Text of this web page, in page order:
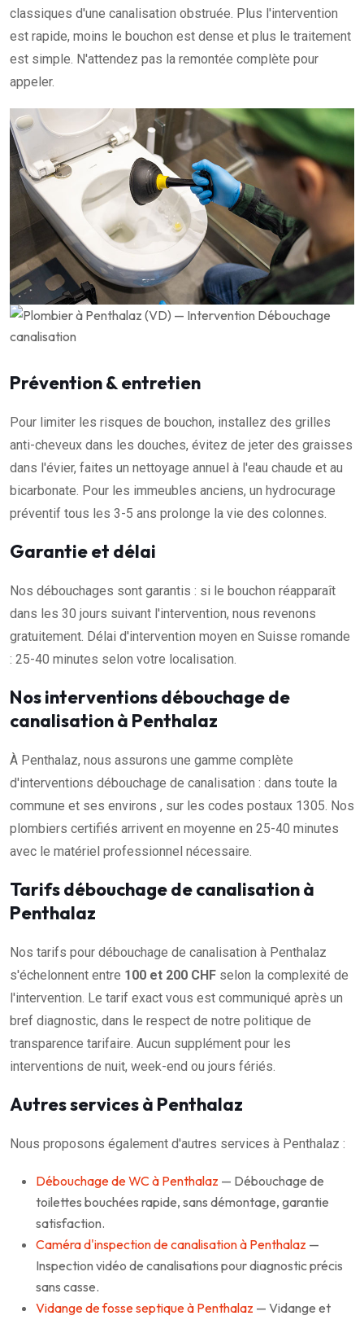
classiques d'une canalisation obstruée. Plus l'intervention
est rapide, moins le bouchon est dense et plus le traitement
est simple. N'attendez pas la remontée complète pour
appeler.
Prévention & entretien
Pour limiter les risques de bouchon, installez des grilles
anti-cheveux dans les douches, évitez de jeter des graisses
dans l'évier, faites un nettoyage annuel à l'eau chaude et au
bicarbonate. Pour les immeubles anciens, un hydrocurage
préventif tous les 3-5 ans prolonge la vie des colonnes.
Garantie et délai
Nos débouchages sont garantis : si le bouchon réapparaît
dans les 30 jours suivant l'intervention, nous revenons
gratuitement. Délai d'intervention moyen en Suisse romande
: 25-40 minutes selon votre localisation.
Nos interventions débouchage de
canalisation à Penthalaz
À Penthalaz, nous assurons une gamme complète
d'interventions débouchage de canalisation : dans toute la
commune et ses environs , sur les codes postaux 1305. Nos
plombiers certifiés arrivent en moyenne en 25-40 minutes
avec le matériel professionnel nécessaire.
Tarifs débouchage de canalisation à
Penthalaz
Nos tarifs pour débouchage de canalisation à Penthalaz
s'échelonnent entre 100 et 200 CHF selon la complexité de
l'intervention. Le tarif exact vous est communiqué après un
bref diagnostic, dans le respect de notre politique de
transparence tarifaire. Aucun supplément pour les
interventions de nuit, week-end ou jours fériés.
Autres services à Penthalaz
Nous proposons également d'autres services à Penthalaz :
Débouchage de WC à Penthalaz — Débouchage de
toilettes bouchées rapide, sans démontage, garantie
satisfaction.
Caméra d'inspection de canalisation à Penthalaz —
Inspection vidéo de canalisations pour diagnostic précis
sans casse.
Vidange de fosse septique à Penthalaz — Vidange et